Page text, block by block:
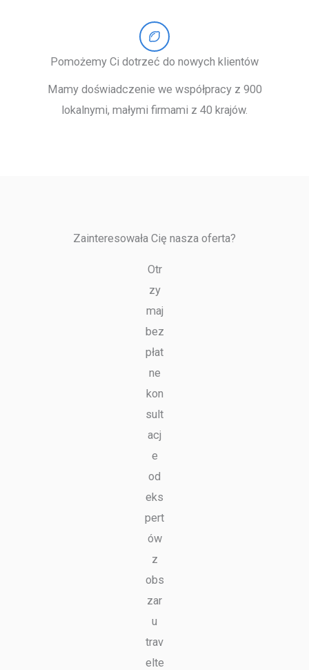
Pomożemy Ci dotrzeć do nowych klientów
Mamy doświadczenie we współpracy z 900
lokalnymi, małymi firmami z 40 krajów.
Zainteresowała Cię nasza oferta?
Otr
zy
maj
bez
płat
ne
kon
sult
acj
e
od
eks
pert
ów
z
obs
zar
u
trav
elte